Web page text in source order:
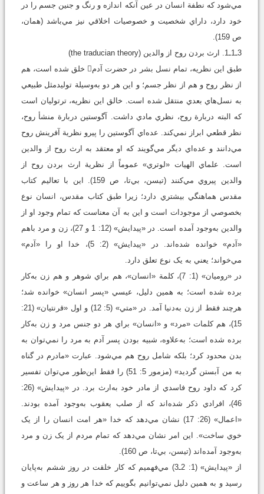
مي‌شود که نطفة انسان در عين آنکه اندازه و رنگ و جنين جسم را در
خود دارد، داراي شخصيت و خصوصيات اخلاقي نيز مي‌باشد (همان،
ص 159).
3ـ1ـ1. ارث بردن روح از والدين (the traducian theory)
طبق اين نظريه، تمام نسل بشر در حضرت آدم خلق شده است، هم
از نظر روح و هم از نظر جسم؛ و اين هر دو به‌وسيلة توليدمثل طبيعي
به نسل‌هاي بعدي منتقل شده است. خالق اين نظريه، ترتوليان است
که البته دربارة روح، نظري مادي داشت. آگوستين دربارة منشأ روح،
نظر قطعي ابراز نمي‌کند. عده‌اي آگوستين را پيرو نظرية آفرينش روح
مي‌دانند و عده‌اي ديگر مي‌گويند که او معتقد به ارث روح از والدين
است. علماي الهيات «لوتري» عموماً از نظرية ارث بردن روح از
والدين پيروي مي‌کنند (تيسن، بي‌تا، ص 159). اين با تعاليم کتاب
مقدس هماهنگي بيشتري دارد؛ زيرا طبق کتاب مقدس، انسان نوع
بخصوصي از موجودات است و اين به آن معناست که تمام وجود او از
والدين به‌وجود آمده است. در «پيدايش» (12: 1 و 27)، زن و مرد باهم
«آدم» خوانده شده‌اند. در «پيدايش» (2: 5)، خدا او را «آدم»
مي‌خواند؛ يعني به يک نوع تعلق دارد.
در «روميان» (1: 7)، کلمة «انسان»، هم براي شوهر و هم زن به‌کار
برده شده است؛ به همين دليل، عيسي «پسر انسان» خوانده شد؛
هرچند فقط از زن به‌دنيا آمد. در «متي» (5: 12) و اول «قرنتيان» (21:
15)، هم کلمات «مرد» و «انسان» براي هر دو جنس مرد و زن به‌کار
برده شده است؛ به‌علاوه، شبيه بودن پسر آدم به مرد را نمي‌توان به
بدن محدود کرد؛ بلکه شامل روح هم مي‌شود. عبارت «مادرم در گناه
به من آبستن گرديد» (مزمور 5: 51) را فقط اين‌طور مي‌توان تفسير
کرد که داود روح فاسدي از مادر خود به‌ارث برد. در «پيدايش» (26:
46)، افرادي ذکر شده‌اند که از صلب يعقوب به‌وجود آمده بودند.
«اعمال» (26: 17) نشان مي‌دهد که خدا «هر امت انسان را از يک
خوي ساخت». اين امر نشان مي‌دهد که تمام مردم از يک زن و مرد
به‌وجود آمده‌اند (تيسن، بي‌تا، ص 160).
از «پيدايش» (1: 2ـ3) مي‌فهميم که کار خلقت در روز ششم به‌پايان
رسيد و به همين دليل نمي‌توانيم بگوييم که خدا هر روز و هر ساعت و